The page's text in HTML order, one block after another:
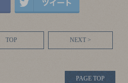
TOP NEXT >
PAGE TOP